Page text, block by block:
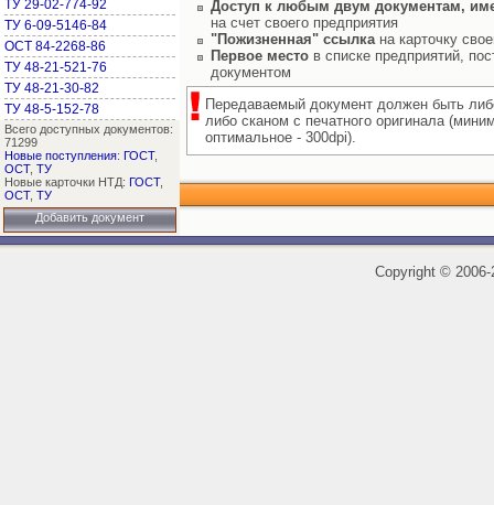
ТУ 29-02-774-92
ТУ 6-09-5146-84
ОСТ 84-2268-86
ТУ 48-21-521-76
ТУ 48-21-30-82
ТУ 48-5-152-78
Всего доступных документов:
71299
Новые поступления: ГОСТ,
ОСТ, ТУ
Новые карточки НТД: ГОСТ,
ОСТ, ТУ
Добавить документ
Доступ к любым двум документам,
на счет своего предприятия
"Пожизненная" ссылкана карточку
Первое место в списке предприятий,
документом
Передаваемый документ должен быть
либо сканом с печатного оригинала
оптимальное - 300dpi).
Copyright ©